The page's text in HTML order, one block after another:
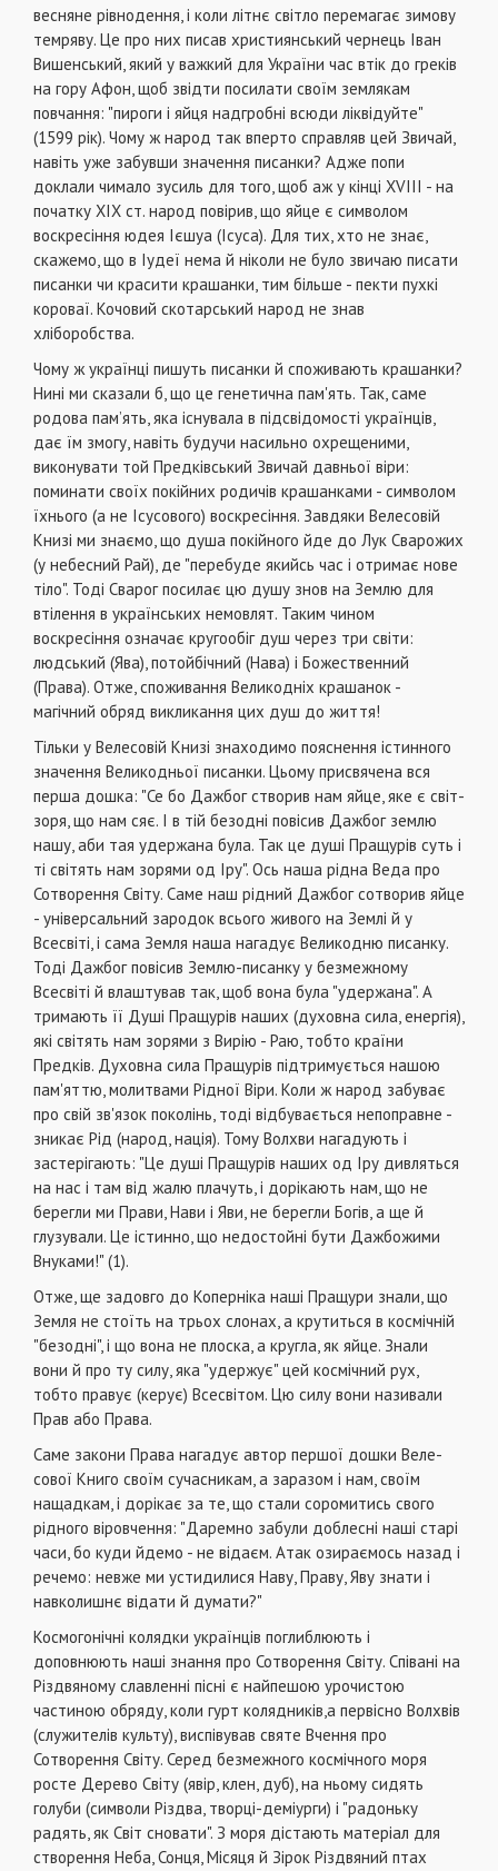
весняне рівнодення, і коли літнє світло перемагає зимову
темряву. Це про них писав християнський чернець Іван
Вишенський, який у важкий для України час втік до греків
на гору Афон, щоб звідти посилати своїм землякам
повчання: "пироги і яйця надгробні всю­ди ліквідуйте"
(1599 рік). Чо­му ж народ так вперто справляв цей Звичай,
навіть уже забувши значення пи­санки? Адже попи
доклали чимало зусиль для того, щоб аж у кінці XVIII - на
по­чатку XIX ст. народ повірив, що яйце є символом
воскре­сіння юдея Ієшуа (Ісуса). Для тих, хто не знає,
скаже­мо, що в Іудеї нема й ніколи не було звичаю писати
пи­санки чи красити крашанки, тим більше - пекти пухкі
ко­роваї. Кочовий скотарський народ не знав
хліборобства.
Чому ж українці пишуть писанки й споживають кра­шанки?
Нині ми сказали б, що це генетична пам'ять. Так, саме
родова пам’ять, яка існувала в підсвідомості українців,
дає їм змо­гу, навіть будучи насильно охрещеними,
виконува­ти той Предківський Звичай давньої віри:
поминати своїх покійних родичів крашанками - символом
їхнього (а не Ісусового) воскресіння. Завдяки Велесовій
Книзі ми знаємо, що душа покійного йде до Лук Сварожих
(у небесний Рай), де "перебуде якийсь час і отримає нове
тіло". Тоді Сварог посилає цю душу знов на Землю для
втілення в українських немовлят. Таким чином
воскресіння означає круго­обіг душ через три світи:
людський (Ява), потойбіч­ний (Нава) і Божественний
(Права). Отже, спожи­вання Великодніх крашанок -
магічний обряд вик­ликання цих душ до життя!
Тільки у Велесовій Книзі знаходимо пояснення істинного
значення Великодньої писанки. Цьому присвячена вся
перша дошка: "Се бо Дажбог створив нам яйце, яке є світ-
зоря, що нам сяє. І в тій безодні повісив Дажбог землю
нашу, аби тая удержана була. Так це душі Пращурів суть і
ті світять нам зорями од Іру". Ось наша рідна Веда про
Сот­ворення Світу. Саме наш рідний Дажбог сотворив яйце
- універсальний зародок всього живого на Землі й у
Всесвіті, і сама Земля наша нагадує Великод­ню писанку.
Тоді Дажбог повісив Землю-писанку у безмежному
Всесвіті й влаштував так, щоб вона бу­ла "удержана". А
тримають її Душі Пращурів наших (духовна сила, енергія),
які світять нам зорями з Вирію - Раю, тобто країни
Предків. Духовна сила Пращурів підтримується нашою
пам'яттю, молитва­ми Рідної Віри. Коли ж народ забуває
про свій зв'язок поколінь, тоді відбувається непоправне -
зни­кає Рід (народ, нація). Тому Волхви нагадують і
застерігають: "Це душі Пращурів наших од Іру дивлять­ся
на нас і там від жалю плачуть, і дорікають нам, що не
берегли ми Прави, Нави і Яви, не берегли Богів, а ще й
глузували. Це істинно, що недостойні бути Дажбожими
Внуками!" (1).
Отже, ще задовго до Коперніка наші Пращури знали, що
Земля не стоїть на трьох слонах, а крутиться в косміч­ній
"безодні", і що вона не плоска, а кругла, як яйце. Зна­ли
вони й про ту силу, яка "удержує" цей космічний рух,
тобто правує (керує) Всесвітом. Цю силу вони називали
Прав або Права.
Саме закони Права нагадує автор першої дошки Веле­
сової Книго своїм сучасникам, а заразом і нам, своїм
нащад­кам, і дорікає за те, що стали соромитись свого
рідного ві­ровчення: "Даремно забули доблесні наші старі
часи, бо ку­ди йдемо - не відаєм. Атак озираємось назад і
речемо: нев­же ми устидилися Наву, Пра­ву, Яву знати і
навколишнє відати й думати?"
Космогонічні колядки українців поглиблюють і
доповнюють наші знання про Сотворення Світу. Співані на
Різдвяному славленні пісні є найпе­шою урочистою
частиною обряду, коли гурт коляд­ників,а первісно Волхвів
(служителів культу), вис­півував святе Вчення про
Сотворення Світу. Серед безмежного космічного моря
росте Дерево Світу (явір, клен, дуб), на ньому сидять
голуби (симво­ли Різдва, творці-деміурги) і "радоньку
радять, як Світ сновати". З моря дістають матеріал для
ство­рення Неба, Сонця, Місяця й Зірок Різдвяний птах